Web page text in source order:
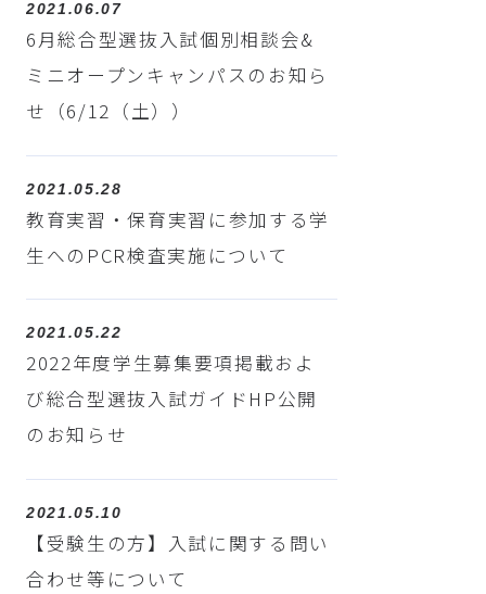
2021.06.07
6月総合型選抜入試個別相談会&
ミニオープンキャンパスのお知ら
せ（6/12（土））
2021.05.28
教育実習・保育実習に参加する学
生へのPCR検査実施について
2021.05.22
2022年度学生募集要項掲載およ
び総合型選抜入試ガイドHP公開
のお知らせ
2021.05.10
【受験生の方】入試に関する問い
合わせ等について